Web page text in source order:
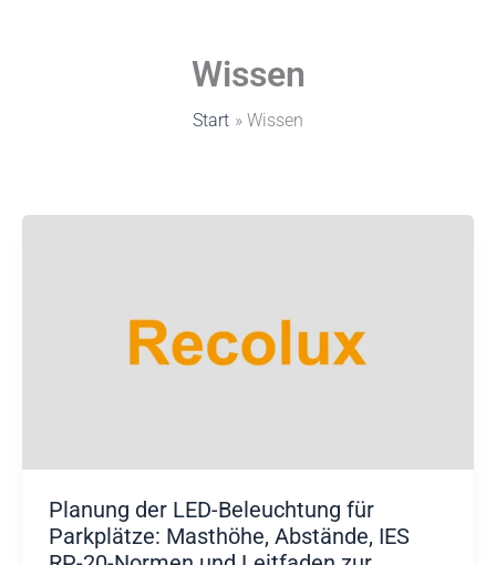
Wissen
Start Wissen
Planung der LED-Beleuchtung für
Parkplätze: Masthöhe, Abstände, IES